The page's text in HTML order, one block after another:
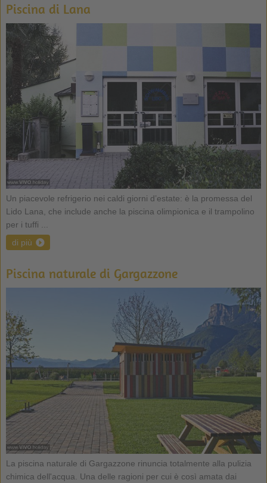
Piscina di Lana
Un piacevole refrigerio nei caldi giorni d’estate: è la promessa del
Lido Lana, che include anche la piscina olimpionica e il trampolino
per i tuffi ...
di più
Piscina naturale di Gargazzone
La piscina naturale di Gargazzone rinuncia totalmente alla pulizia
chimica dell'acqua. Una delle ragioni per cui è così amata dai